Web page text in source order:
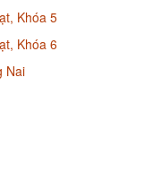
Khóa 5
Khóa 6
Nai